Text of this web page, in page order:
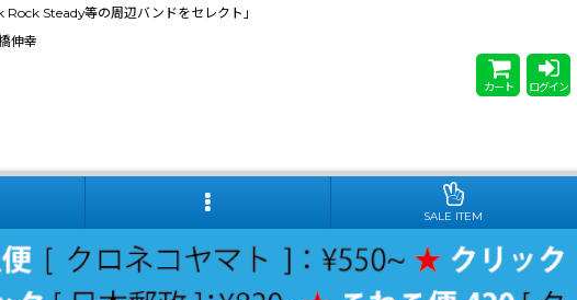
Steady等の周辺バンドをセレクト」
伸幸
カート ログイン
SALE ITEM